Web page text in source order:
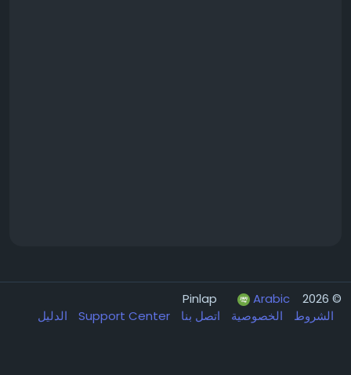
© 2026 Pinlap
Arabic
الشروط
الخصوصية اتصل بنا Support Center الدليل